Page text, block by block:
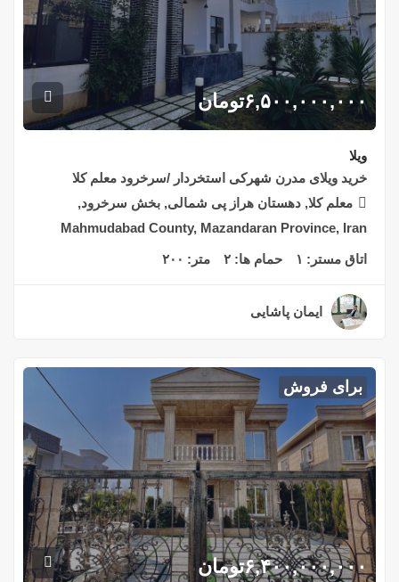
۶,۵۰۰,۰۰۰,۰۰۰تومان
ویلا
خرید ویلای مدرن شهرکی استخردار /سرخرود معلم کلا
معلم کلا, دهستان هراز پی شمالی, بخش سرخرود,
Mahmudabad County, Mazandaran Province, Iran
اتاق مستر: ۱ حمام ها: ۲ متر: ۲۰۰
ایمان پاشایی
برای فروش
۶,۴۰۰,۰۰۰,۰۰۰تومان